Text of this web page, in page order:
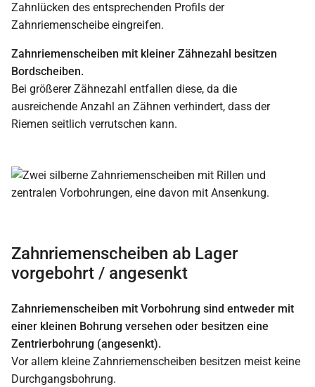
Zahnlücken des entsprechenden Profils der
Zahnriemenscheibe eingreifen.
Zahnriemenscheiben mit kleiner Zähnezahl besitzen
Bordscheiben.
Bei größerer Zähnezahl entfallen diese, da die
ausreichende Anzahl an Zähnen verhindert, dass der
Riemen seitlich verrutschen kann.
Zahnriemenscheiben ab Lager
vorgebohrt / angesenkt
Zahnriemenscheiben mit Vorbohrung sind entweder mit
einer kleinen Bohrung versehen oder besitzen eine
Zentrierbohrung (angesenkt).
Vor allem kleine Zahnriemenscheiben besitzen meist keine
Durchgangsbohrung.